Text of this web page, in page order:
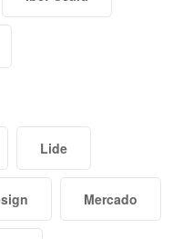
Lide
Mercado